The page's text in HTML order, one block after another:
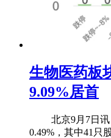
生物医药板
9.09%居首
北京9月7日讯
0.49%，其中41只